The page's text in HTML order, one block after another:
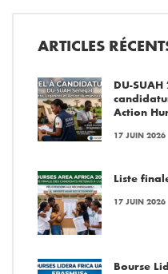
ARTICLES
DU-
Action
17 JUIN 2026
Liste
17 JUIN 2026
Bourse